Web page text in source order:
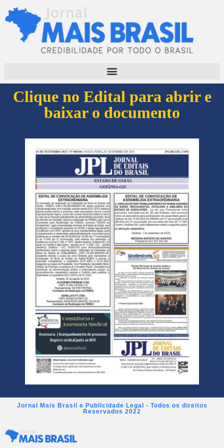
Clique no Edital para abrir e
baixar o documento
Jornal Mais Brasil e Publicidade Legal - Todos os direitos
Reservados 2022